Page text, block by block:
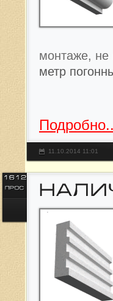
монтаже, не
метр
11.10.2014 11:01